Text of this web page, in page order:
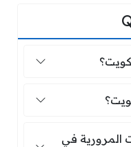
الكويت؟
الكويت؟
المرورية في